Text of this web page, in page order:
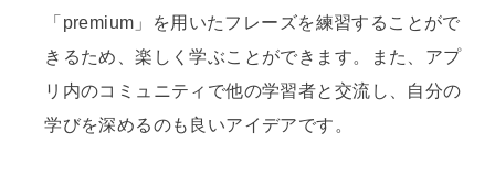
「premium」を用いたフレーズを練習することがで
きるため、楽しく学ぶことができます。また、アプ
リ内のコミュニティで他の学習者と交流し、自分の
学びを深めるのも良いアイデアです。